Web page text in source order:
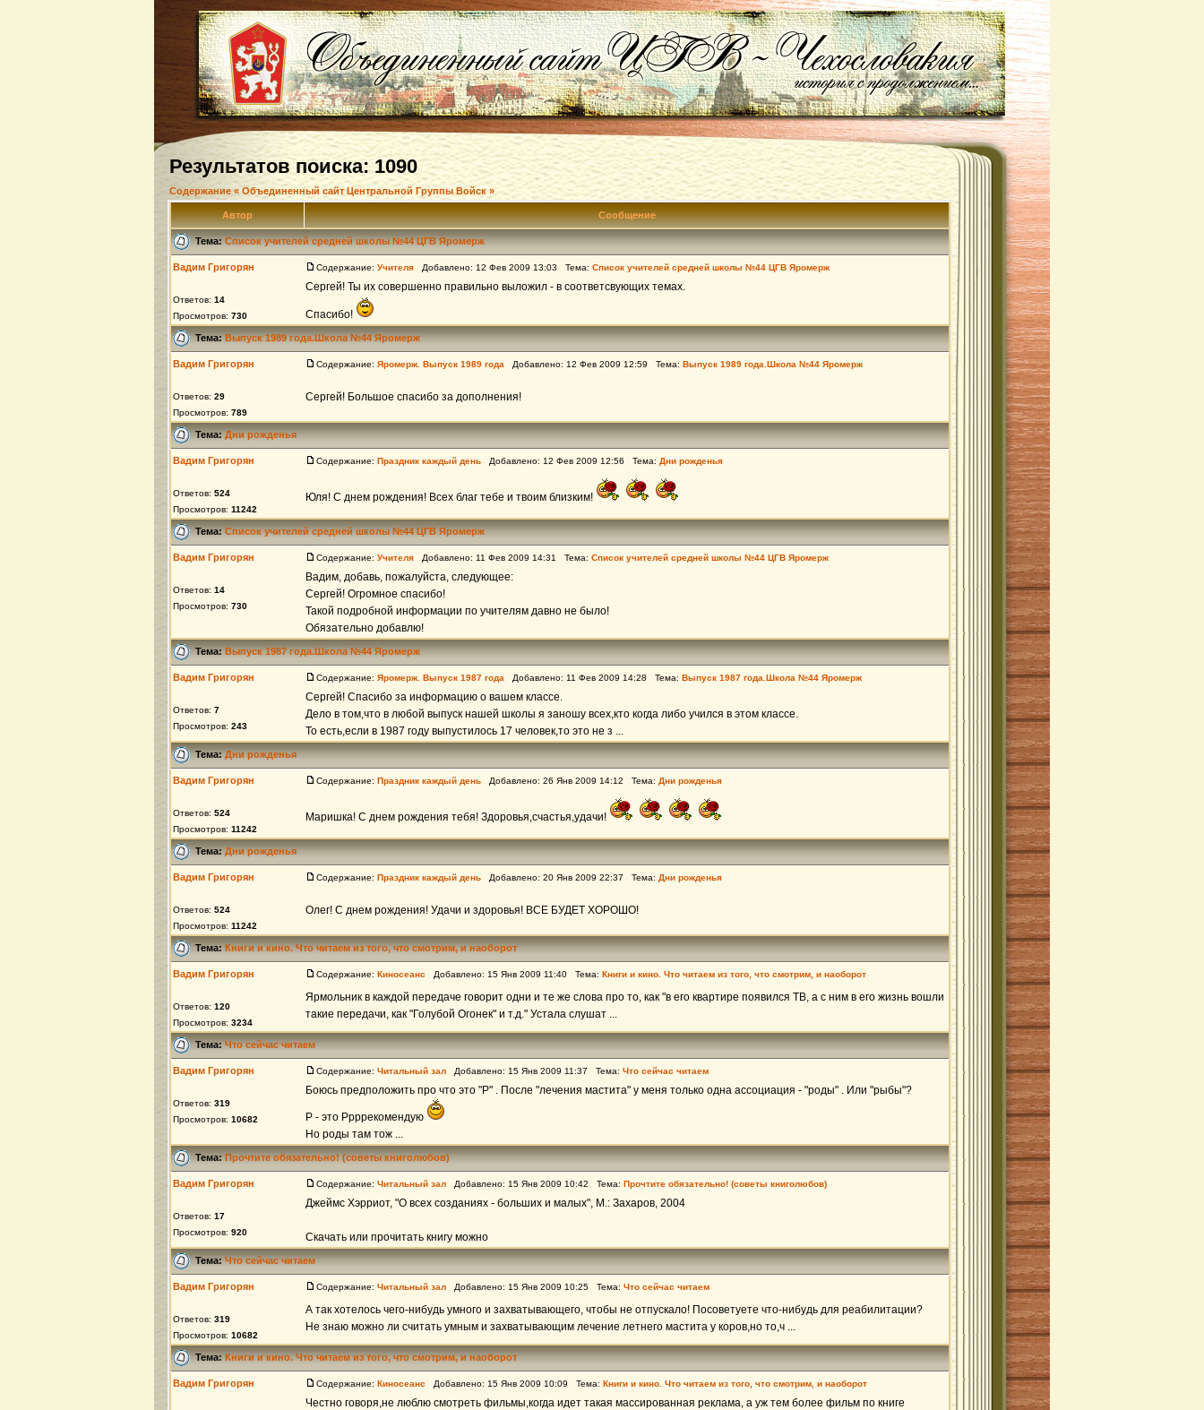
Результатов поиска: 1090
Содержание « Объединенный сайт Центральной Группы Войск »
Автор Сообщение
Тема:Список учителей средней школы №44 ЦГВ Яромерж
Вадим Григорян
Ответов: 14
Просмотров: 730
Содержание: Учителя Добавлено: 12 Фев 2009 13:03 Тема: Список учителей средней школы №44 ЦГВ Яромерж
Сергей! Ты их совершенно правильно выложил - в соответсвующих темах.
Спасибо!
Тема:Выпуск 1989 года.Школа №44 Яромерж
Вадим Григорян
Ответов: 29
Просмотров: 789
Содержание: Яромерж. Выпуск 1989 года Добавлено: 12 Фев 2009 12:59 Тема: Выпуск 1989 года.Школа №44 Яромерж
Сергей! Большое спасибо за дополнения!
Тема:Дни рожденья
Вадим Григорян
Ответов: 524
Просмотров: 11242
Содержание: Праздник каждый день Добавлено: 12 Фев 2009 12:56 Тема: Дни рожденья
Юля! С днем рождения! Всех благ тебе и твоим близким!
Тема:Список учителей средней школы №44 ЦГВ Яромерж
Вадим Григорян
Ответов: 14
Просмотров: 730
Содержание: Учителя Добавлено: 11 Фев 2009 14:31 Тема: Список учителей средней школы №44 ЦГВ Яромерж
Вадим, добавь, пожалуйста, следующее:
Сергей! Огромное спасибо!
Такой подробной информации по учителям давно не было!
Обязательно добавлю!
Тема:Выпуск 1987 года.Школа №44 Яромерж
Вадим Григорян
Ответов: 7
Просмотров: 243
Содержание: Яромерж. Выпуск 1987 года Добавлено: 11 Фев 2009 14:28 Тема: Выпуск 1987 года.Школа №44 Яромерж
Сергей! Спасибо за информацию о вашем классе.
Дело в том,что в любой выпуск нашей школы я заношу всех,кто когда либо учился в этом классе.
То есть,если в 1987 году выпустилось 17 человек,то это не з ...
Тема:Дни рожденья
Вадим Григорян
Ответов: 524
Просмотров: 11242
Содержание: Праздник каждый день Добавлено: 26 Янв 2009 14:12 Тема: Дни рожденья
Маришка! С днем рождения тебя! Здоровья,счастья,удачи!
Тема:Дни рожденья
Вадим Григорян
Ответов: 524
Просмотров: 11242
Содержание: Праздник каждый день Добавлено: 20 Янв 2009 22:37 Тема: Дни рожденья
Олег! С днем рождения! Удачи и здоровья! ВСЕ БУДЕТ ХОРОШО!
Тема:Книги и кино. Что читаем из того, что смотрим, и наоборот
Вадим Григорян
Ответов: 120
Просмотров: 3234
Содержание: Киносеанс Добавлено: 15 Янв 2009 11:40 Тема: Книги и кино. Что читаем из того, что смотрим, и наоборот
Ярмольник в каждой передаче говорит одни и те же слова про то, как "в его квартире появился ТВ, а с ним в его жизнь вошли
такие передачи, как "Голубой Огонек" и т.д." Устала слушат ...
Тема:Что сейчас читаем
Вадим Григорян
Ответов: 319
Просмотров: 10682
Содержание: Читальный зал Добавлено: 15 Янв 2009 11:37 Тема: Что сейчас читаем
Боюсь предположить про что это "Р" . После "лечения мастита" у меня только одна ассоциация - "роды" . Или "рыбы"?
Р - это Ррррекомендую
Но роды там тож ...
Тема:Прочтите обязательно! (советы книголюбов)
Вадим Григорян
Ответов: 17
Просмотров: 920
Содержание: Читальный зал Добавлено: 15 Янв 2009 10:42 Тема: Прочтите обязательно! (советы книголюбов)
Джеймс Хэрриот, "О всех созданиях - больших и малых", М.: Захаров, 2004
Скачать или прочитать книгу можно
Тема:Что сейчас читаем
Вадим Григорян
Ответов: 319
Просмотров: 10682
Содержание: Читальный зал Добавлено: 15 Янв 2009 10:25 Тема: Что сейчас читаем
А так хотелось чего-нибудь умного и захватывающего, чтобы не отпускало! Посоветуете что-нибудь для реабилитации?
Не знаю можно ли считать умным и захватывающим лечение летнего мастита у коров,но то,ч ...
Тема:Книги и кино. Что читаем из того, что смотрим, и наоборот
Вадим Григорян Содержание: Киносеанс Добавлено: 15 Янв 2009 10:09 Тема: Книги и кино. Что читаем из того, что смотрим, и наоборот
Честно говоря,не люблю смотреть фильмы,когда идет такая массированная реклама, а уж тем более фильм по книге